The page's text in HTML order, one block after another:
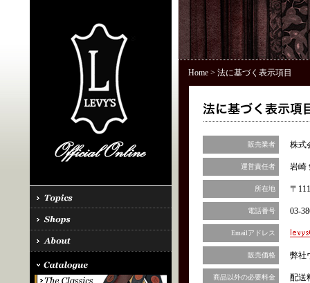
Home> 法に基づく表示項目
販売業者 株式
運営責任者 岩崎
所在地 〒
電話番号 03-
Emailアドレス
販売価格 弊社
商品以外の必要料金
配送